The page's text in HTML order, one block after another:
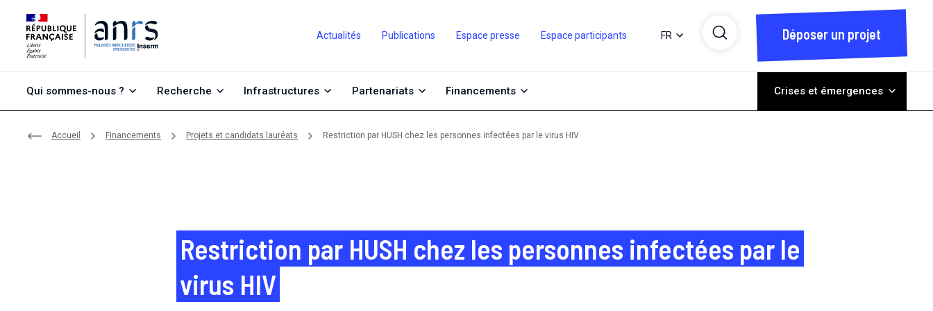
Actualités Publications Espace presse Espace participants FR Déposer un projet
Qui sommes-nous ? Recherche Infrastructures Partenariats Financements Crises et émergences
Accueil Financements Projets et candidats lauréats Restriction par HUSH chez les personnes infectées par le virus HIV
Restriction par HUSH chez les personnes infectées par le
virus HIV